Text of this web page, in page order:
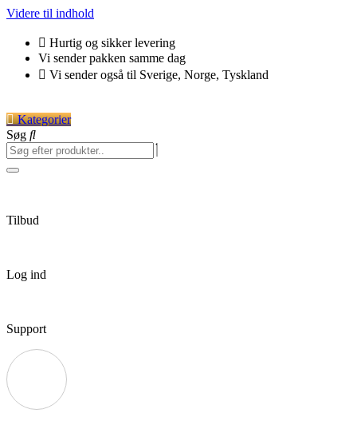
Videre til indhold
Hurtig og sikker levering
Vi sender pakken samme dag
Vi sender også til Sverige, Norge, Tyskland
Kategorier
Søg
Tilbud
Log ind
Support